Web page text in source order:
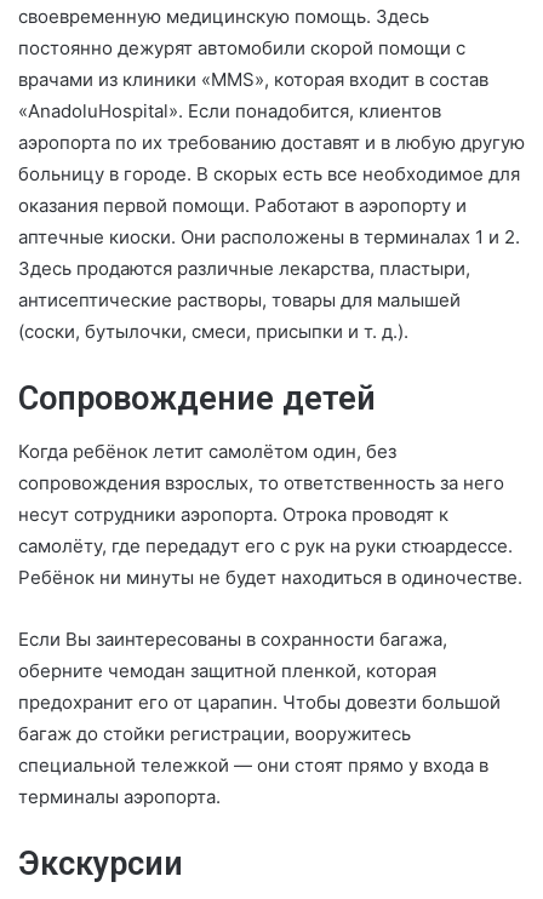
своевременную медицинскую помощь. Здесь
постоянно дежурят автомобили скорой помощи с
врачами из клиники «MMS», которая входит в состав
«AnadoluHospital». Если понадобится, клиентов
аэропорта по их требованию доставят и в любую другую
больницу в городе. В скорых есть все необходимое для
оказания первой помощи. Работают в аэропорту и
аптечные киоски. Они расположены в терминалах 1 и 2.
Здесь продаются различные лекарства, пластыри,
антисептические растворы, товары для малышей
(соски, бутылочки, смеси, присыпки и т. д.).
Сопровождение детей
Когда ребёнок летит самолётом один, без
сопровождения взрослых, то ответственность за него
несут сотрудники аэропорта. Отрока проводят к
самолёту, где передадут его с рук на руки стюардессе.
Ребёнок ни минуты не будет находиться в одиночестве.
Если Вы заинтересованы в сохранности багажа,
оберните чемодан защитной пленкой, которая
предохранит его от царапин. Чтобы довезти большой
багаж до стойки регистрации, вооружитесь
специальной тележкой — они стоят прямо у входа в
терминалы аэропорта.
Экскурсии